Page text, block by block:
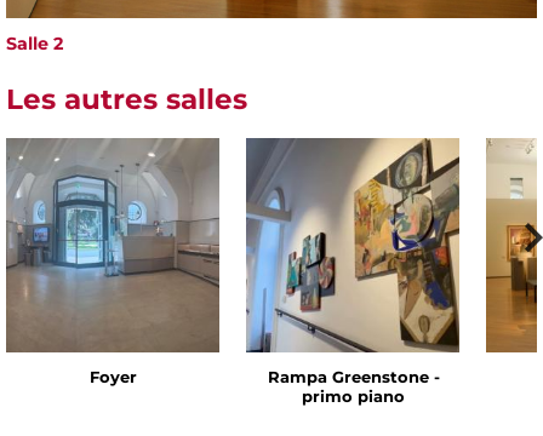
Salle 2
Les autres salles
Foyer
Rampa Greenstone -
primo piano